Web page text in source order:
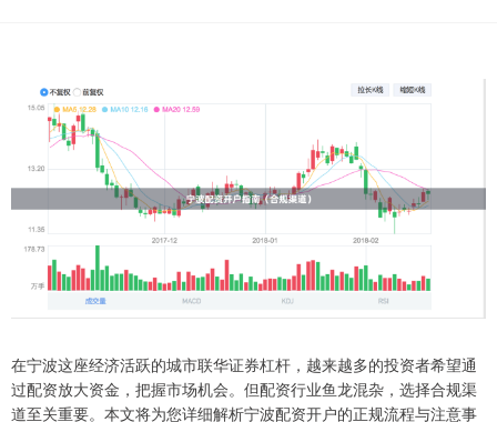
在宁波这座经济活跃的城市联华证券杠杆，越来越多的投资者希望通
过配资放大资金，把握市场机会。但配资行业鱼龙混杂，选择合规渠
道至关重要。本文将为您详细解析宁波配资开户的正规流程与注意事